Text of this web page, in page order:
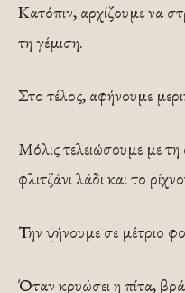
Κατόπιν, αρχίζουμε να
τη γέμιση.
Στο τέλος, αφήνουμε
Μόλις τελειώσουμε με
φλιτζάνι λάδι και το
Την ψήνουμε σε μέτριο
Όταν κρυώσει η πίτα,